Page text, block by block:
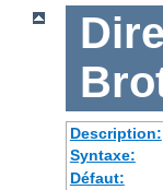
Description:
Syntaxe:
Défaut: